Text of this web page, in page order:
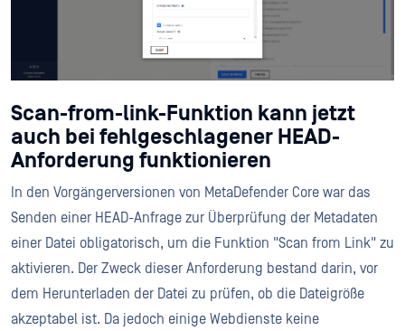
Scan-from-link-Funktion kann jetzt
auch bei fehlgeschlagener HEAD-
Anforderung funktionieren
In den Vorgängerversionen von MetaDefender Core war das
Senden einer HEAD-Anfrage zur Überprüfung der Metadaten
einer Datei obligatorisch, um die Funktion "Scan from Link" zu
aktivieren. Der Zweck dieser Anforderung bestand darin, vor
dem Herunterladen der Datei zu prüfen, ob die Dateigröße
akzeptabel ist. Da jedoch einige Webdienste keine